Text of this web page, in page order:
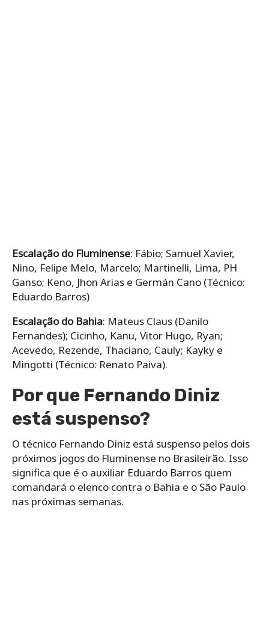
Escalação do Fluminense: Fábio; Samuel Xavier,
Nino, Felipe Melo, Marcelo; Martinelli, Lima, PH
Ganso; Keno, Jhon Arias e Germán Cano (Técnico:
Eduardo Barros)
Escalação do Bahia: Mateus Claus (Danilo
Fernandes); Cicinho, Kanu, Vitor Hugo, Ryan;
Acevedo, Rezende, Thaciano, Cauly; Kayky e
Mingotti (Técnico: Renato Paiva).
Por que Fernando Diniz
está suspenso?
O técnico Fernando Diniz está suspenso pelos dois
próximos jogos do Fluminense no Brasileirão. Isso
significa que é o auxiliar Eduardo Barros quem
comandará o elenco contra o Bahia e o São Paulo
nas próximas semanas.